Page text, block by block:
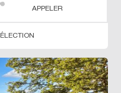
APPELER